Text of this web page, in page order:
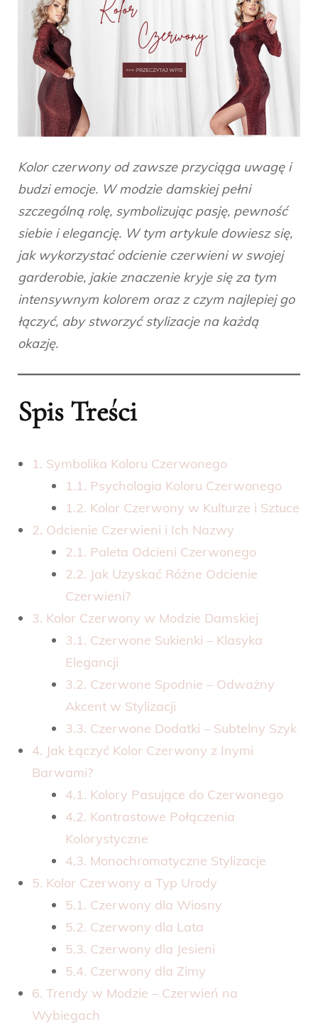
Damskiej:
Symbolika,
Stylizacje
i
Kolor czerwony od zawsze przyciąga uwagę i
budzi emocje. W modzie damskiej pełni
szczególną rolę, symbolizując pasję, pewność
siebie i elegancję. W tym artykule dowiesz się,
jak wykorzystać odcienie czerwieni w swojej
garderobie, jakie znaczenie kryje się za tym
intensywnym kolorem oraz z czym najlepiej go
łączyć, aby stworzyć stylizacje na każdą
okazję.
Spis Treści
1. Symbolika Koloru Czerwonego
1.1. Psychologia Koloru Czerwonego
1.2. Kolor Czerwony w Kulturze i Sztuce
2. Odcienie Czerwieni i Ich Nazwy
2.1. Paleta Odcieni Czerwonego
2.2. Jak Uzyskać Różne Odcienie
Czerwieni?
3. Kolor Czerwony w Modzie Damskiej
3.1. Czerwone Sukienki – Klasyka
Elegancji
3.2. Czerwone Spodnie – Odważny
Akcent w Stylizacji
3.3. Czerwone Dodatki – Subtelny Szyk
4. Jak Łączyć Kolor Czerwony z Inymi
Barwami?
4.1. Kolory Pasujące do Czerwonego
4.2. Kontrastowe Połączenia
Kolorystyczne
4.3. Monochromatyczne Stylizacje
5. Kolor Czerwony a Typ Urody
5.1. Czerwony dla Wiosny
5.2. Czerwony dla Lata
5.3. Czerwony dla Jesieni
5.4. Czerwony dla Zimy
6. Trendy w Modzie – Czerwień na
Wybiegach